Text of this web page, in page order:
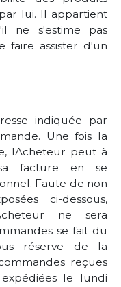
lui. Il appartient
ne s'estime pas
faire assister d'un
indiquée par
Une fois la
lAcheteur peut à
facture en se
Faute de non
ci-dessous,
ne sera
se fait du
réserve de la
reçues
le lundi